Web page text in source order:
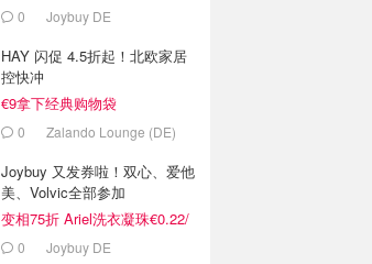
0 Joybuy DE
HAY 闪促 4.5折起！北欧家居
控快冲
€9拿下经典购物袋
0 Zalando Lounge (DE)
Joybuy 又发券啦！双心、爱他
美、Volvic全部参加
变相75折 Ariel洗衣凝珠€0.22/
颗 0 Joybuy DE